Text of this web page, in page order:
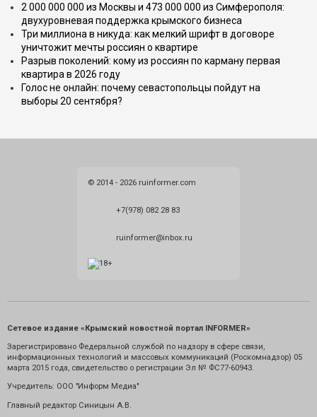
2 000 000 000 из Москвы и 473 000 000 из Симферополя:
двухуровневая поддержка крымского бизнеса
Три миллиона в никуда: как мелкий шрифт в договоре
уничтожит мечты россиян о квартире
Разрыв поколений: кому из россиян по карману первая
квартира в 2026 году
Голос не онлайн: почему севастопольцы пойдут на
выборы 20 сентября?
© 2014 - 2026 ruinformer.com
+7(978) 082 28 83
ruinformer@inbox.ru
Сетевое издание «Крымский новостной портал INFORMER»
Зарегистрировано Федеральной службой по надзору в сфере связи,
информационных технологий и массовых коммуникаций (Роскомнадзор) 05
марта 2015 года, свидетельство о регистрации Эл № ФС77-60943.
Учредитель: ООО "Информ Медиа"
Главный редактор Синицын А.В.